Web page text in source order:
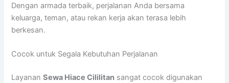
Dengan armada terbaik, perjalanan Anda bersama
keluarga, teman, atau rekan kerja akan terasa lebih
berkesan.
Cocok untuk Segala Kebutuhan Perjalanan
LayananSewa Hiace Cililitan sangat cocok digunakan